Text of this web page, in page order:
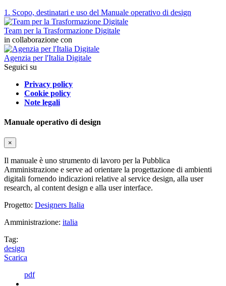
1. Scopo, destinatari e uso del Manuale operativo di design
Team per la Trasformazione Digitale
in collaborazione con
Agenzia per l'Italia Digitale
Seguici su
Privacy policy
Cookie policy
Note legali
Manuale operativo di design
×
Il manuale è uno strumento di lavoro per la Pubblica
Amministrazione e serve ad orientare la progettazione di ambienti
digitali fornendo indicazioni relative al service design, alla user
research, al content design e alla user interface.
Progetto: Designers Italia
Amministrazione: italia
Tag:
design
Scarica
pdf